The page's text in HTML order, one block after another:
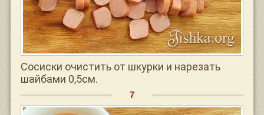
Сосиски очистить от шкурки и нарезать
шайбами 0,5см.